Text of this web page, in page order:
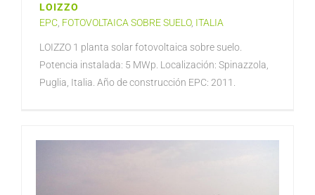
LOIZZO
EPC FOTOVOLTAICA SOBRE SUELO, ITALIA
LOIZZO 1 planta solar fotovoltaica sobre suelo.
Potencia instalada: 5 MWp. Localización: Spinazzola,
Puglia, Italia. Año de construcción EPC: 2011.